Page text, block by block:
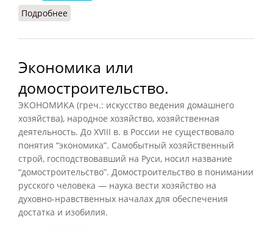
Подробнее
Экономика или
домостроительство.
ЭКОНОМИКА (греч.: искусство ведения домашнего
хозяйства), народное хозяйство, хозяйственная
деятельность. До XVIII в. в России не существовало
понятия “экономика”. Самобытный хозяйственный
строй, господствовавший на Руси, носил название
“домостроительство”. Домостроительство в понимании
русского человека — наука вести хозяйство на
духовно-нравственных началах для обеспечения
достатка и изобилия.